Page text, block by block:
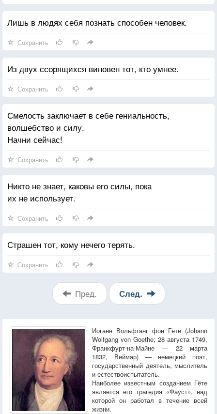
Лишь в людях себя познать способен человек.
Сохранить
Из двух ссорящихся виновен тот, кто умнее.
Сохранить
Смелость заключает в себе гениальность,
волшебство и силу.
Начни сейчас!
Сохранить
Никто не знает, каковы его силы, пока
их не использует.
Сохранить
Страшен тот, кому нечего терять.
Сохранить
Пред. След.
Иоганн Вольфганг фон Гёте (Johann
Wolfgang von Goethe; 28 августа 1749,
Франкфурт-на-Майне — 22 марта
1832, Веймар) — немецкий поэт,
государственный деятель, мыслитель
и естествоиспытатель.
Наиболее известным созданием Гёте
является его трагедия «Фауст», над
которой он работал в течение всей
жизни.